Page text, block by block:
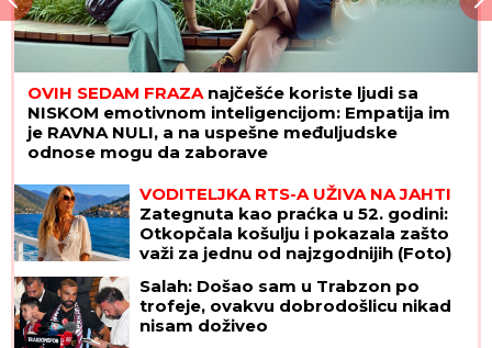
OVIH SEDAM FRAZA najčešće koriste ljudi sa
NISKOM emotivnom inteligencijom: Empatija im
je RAVNA NULI, a na uspešne međuljudske
odnose mogu da zaborave
VODITELJKA RTS-A UŽIVA NA JAHTI
Zategnuta kao praćka u 52. godini:
Otkopčala košulju i pokazala zašto
važi za jednu od najzgodnijih (Foto)
Salah: Došao sam u Trabzon po
trofeje, ovakvu dobrodošlicu nikad
nisam doživeo